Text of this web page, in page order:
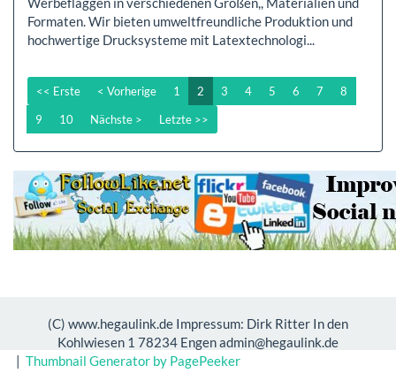
Formaten. Wir bieten umweltfreundliche Produktion und
hochwertige Drucksysteme mit Latextechnologi...
<< Erste < Vorherige 1 2 3 4 5 6 7
8
9
10 Nächste > Letzte >>
(C) www.hegaulink.de Impressum: Dirk Ritter In den
Kohlwiesen 1 78234 Engen admin@hegaulink.de
| Thumbnail Generator by PagePeeker